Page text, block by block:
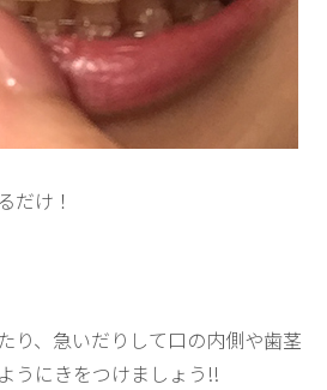
だけ！
り、急いだりして口の内側や歯茎
うにきをつけましょう!!